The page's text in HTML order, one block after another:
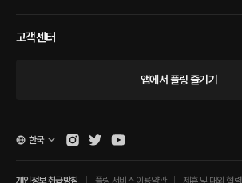
고객센터
앱에서 플링 즐기기
개인정보 취급방침 플링 서비스 이용약관 제휴 및 대외 협력
한국